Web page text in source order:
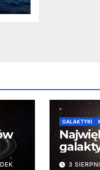
GALAKTYKI
3